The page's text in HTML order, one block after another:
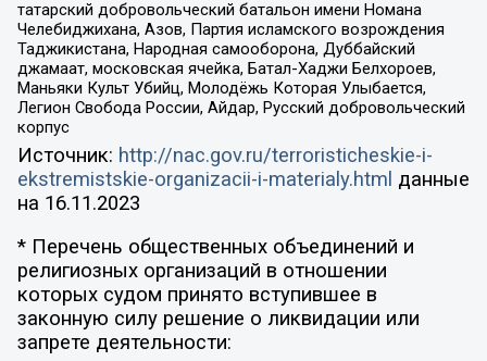
татарский добровольческий батальон имени Номана
Челебиджихана, Азов, Партия исламского возрождения
Таджикистана, Народная самооборона, Дуббайский
джамаат, московская ячейка, Батал-Хаджи Белхороев,
Маньяки Культ Убийц, Молодёжь Которая Улыбается,
Легион Свобода России, Айдар, Русский добровольческий
корпус
Источник: http://nac.gov.ru/terroristicheskie-i-
ekstremistskie-organizacii-i-materialy.html данные
на 16.11.2023
* Перечень общественных объединений и
религиозных организаций в отношении
которых судом принято вступившее в
законную силу решение о ликвидации или
запрете деятельности: